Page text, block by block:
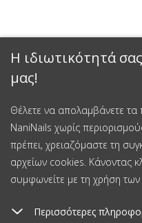
Η ιδιωτικότητά
μας!
Θέλετε να απολαμβάνετε τα
NaniNails χωρίς
πρέπει, χρειαζόμαστε τη
αρχείων cookies. Κάνοντας
συμφωνείτε με τη χρήση
Περισσότερες